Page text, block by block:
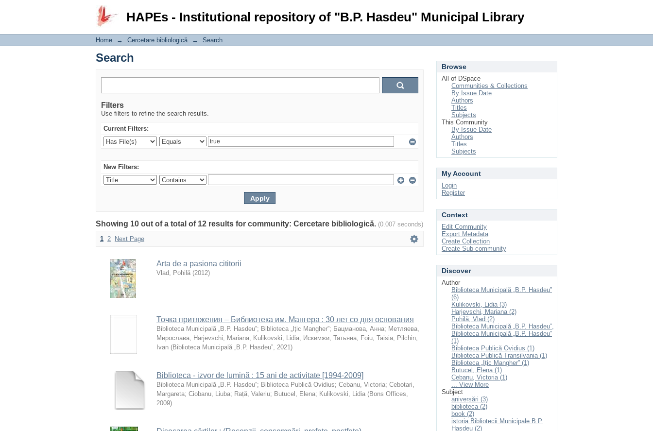
HAPEs - Institutional repository of "B.P. Hasdeu" Municipal Library
Search
Home → Cercetare bibliologică → Search
Search
Filters
Use filters to refine the search results.
Current Filters:
New Filters:
Showing 10 out of a total of 12 results for community: Cercetare bibliologică. (0.007 seconds)
1 2 Next Page
Arta de a pasiona cititorii
Vlad, Pohilă (2012)
Точка притяжения – Библиотека им. Мангера : 30 лет со дня основания
Biblioteca Municipală „B.P. Hasdeu”; Biblioteca „Ițic Mangher”; Бацманова, Анна; Метляева,
Мирослава; Harjevschi, Mariana; Kulikovski, Lidia; Искимжи, Татьяна; Foiu, Taisia; Pilchin,
Ivan (Biblioteca Municipală „B.P. Hasdeu”, 2021)
Biblioteca - izvor de lumină : 15 ani de activitate [1994-2009]
Biblioteca Municipală „B.P. Hasdeu”; Biblioteca Publică Ovidius; Cebanu, Victoria; Cebotari,
Margareta; Ciobanu, Liuba; Rață, Valeriu; Butucel, Elena; Kulikovski, Lidia (Bons Offices,
2009)
Browse
All of DSpace
Communities & Collections
By Issue Date
Authors
Titles
Subjects
This Community
By Issue Date
Authors
Titles
Subjects
My Account
Login
Register
Context
Edit Community
Export Metadata
Create Collection
Create Sub-community
Discover
Author
Biblioteca Municipală „B.P. Hasdeu”
(6)
Kulikovski, Lidia (3)
Harjevschi, Mariana (2)
Pohilă, Vlad (2)
Biblioteca Municipală „B.P. Hasdeu”,
Biblioteca Municipală „B.P. Hasdeu”
(1)
Biblioteca Publică Ovidius (1)
Biblioteca Publică Transilvania (1)
Biblioteca „Ițic Mangher” (1)
Butucel, Elena (1)
Cebanu, Victoria (1)
... View More
Subject
aniversări (3)
biblioteca (2)
book (2)
istoria Bibliotecii Municipale B.P.
Hasdeu (2)